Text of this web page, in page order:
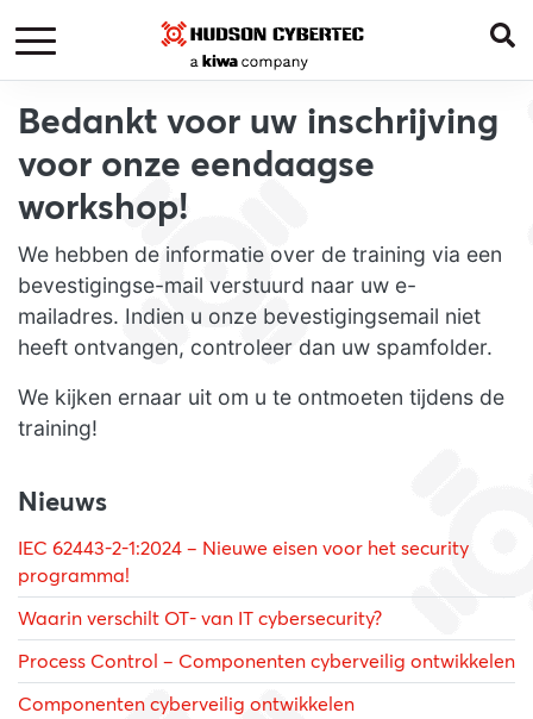
Bedankt voor uw inschrijving
voor onze eendaagse
workshop!
We hebben de informatie over de training via een
bevestigingse-mail verstuurd naar uw e-
mailadres. Indien u onze bevestigingsemail niet
heeft ontvangen, controleer dan uw spamfolder.
We kijken ernaar uit om u te ontmoeten tijdens de
training!
Nieuws
IEC 62443-2-1:2024 – Nieuwe eisen voor het security
programma!
Waarin verschilt OT- van IT cybersecurity?
Process Control – Componenten cyberveilig ontwikkelen
Componenten cyberveilig ontwikkelen